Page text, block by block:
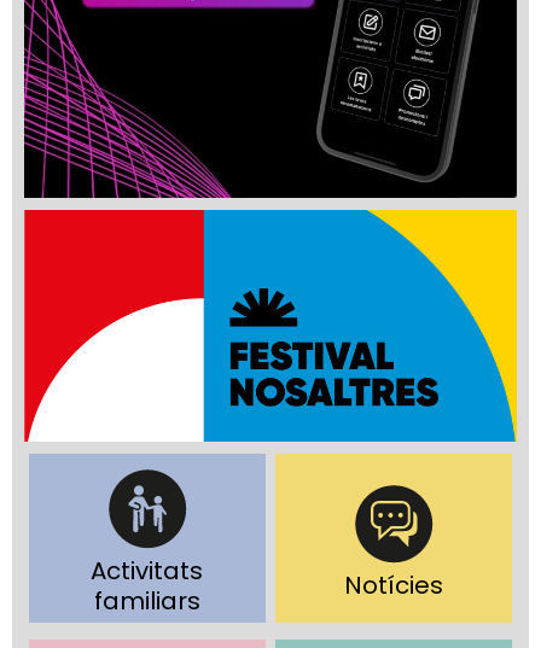
Activitats
familiars
Notícies